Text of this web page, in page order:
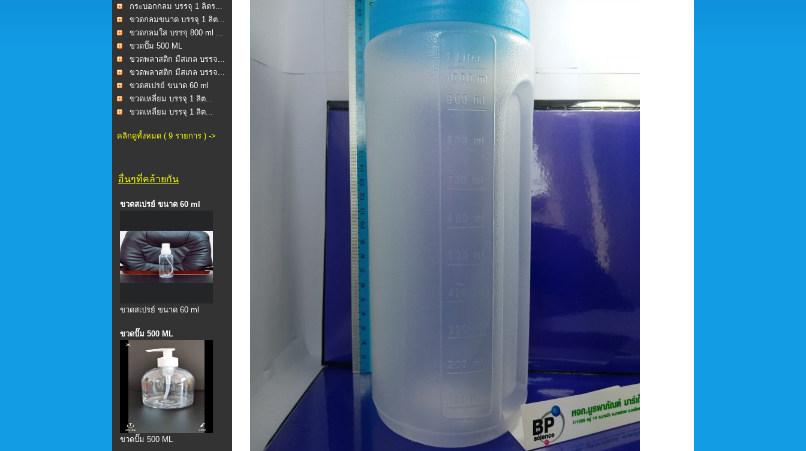
กระบอกกลม บรรจุ 1 ลิตร...
ขวดกลมขนาด บรรจุ 1 ลิต...
ขวดกลมใส บรรจุ 800 ml ...
ขวดปั๊ม 500 ML
ขวดพลาสติก มีสเกล บรรจ...
ขวดพลาสติก มีสเกล บรรจ...
ขวดสเปรย์ ขนาด 60 ml
ขวดเหลี่ยม บรรจุ 1 ลิต...
ขวดเหลี่ยม บรรจุ 1 ลิต...
คลิกดูทั้งหมด ( 9 รายการ ) ->
อื่นๆที่คล้ายกัน
ขวดสเปรย์ ขนาด 60 ml
ขวดสเปรย์ ขนาด 60 ml
ขวดปั๊ม 500 ML
ขวดปั๊ม 500 ML